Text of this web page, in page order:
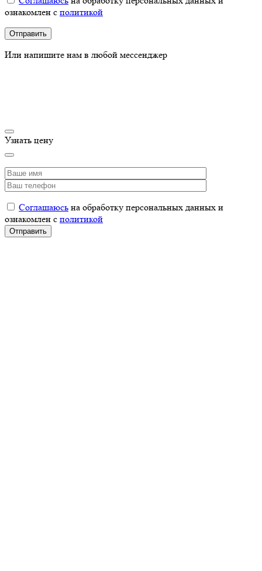
ознакомлен с политикой
Или напишите нам в любой мессенджер
Узнать цену
Соглашаюсь на обработку персональных данных и
ознакомлен с политикой